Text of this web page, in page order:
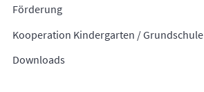
Förderung
Kooperation Kindergarten / Grundschule
Downloads